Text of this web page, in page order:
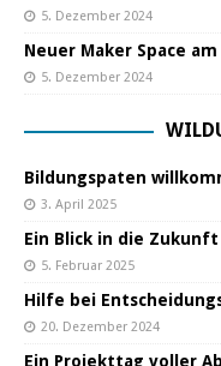
5. Dezember 2024
Neuer Maker Space
5. Dezember 2024
Bildungspaten
3. April 2025
Ein Blick in die Zukunft
5. Februar 2025
Hilfe bei
20. Dezember 2024
Ein Projekttag voller